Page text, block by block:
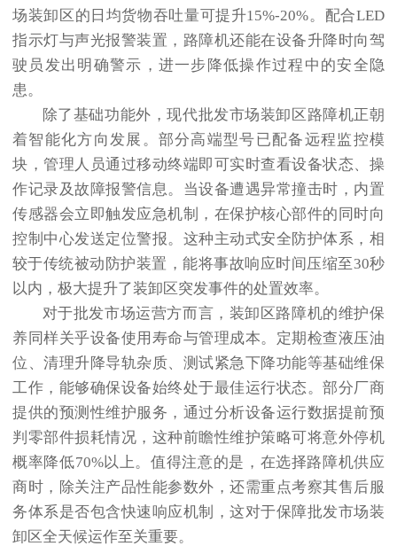
场装卸区的日均货物吞吐量可提升15%-20%。配合LED
指示灯与声光报警装置，路障机还能在设备升降时向驾
驶员发出明确警示，进一步降低操作过程中的安全隐
患。
除了基础功能外，现代批发市场装卸区路障机正朝
着智能化方向发展。部分高端型号已配备远程监控模
块，管理人员通过移动终端即可实时查看设备状态、操
作记录及故障报警信息。当设备遭遇异常撞击时，内置
传感器会立即触发应急机制，在保护核心部件的同时向
控制中心发送定位警报。这种主动式安全防护体系，相
较于传统被动防护装置，能将事故响应时间压缩至30秒
以内，极大提升了装卸区突发事件的处置效率。
对于批发市场运营方而言，装卸区路障机的维护保
养同样关乎设备使用寿命与管理成本。定期检查液压油
位、清理升降导轨杂质、测试紧急下降功能等基础维保
工作，能够确保设备始终处于最佳运行状态。部分厂商
提供的预测性维护服务，通过分析设备运行数据提前预
判零部件损耗情况，这种前瞻性维护策略可将意外停机
概率降低70%以上。值得注意的是，在选择路障机供应
商时，除关注产品性能参数外，还需重点考察其售后服
务体系是否包含快速响应机制，这对于保障批发市场装
卸区全天候运作至关重要。